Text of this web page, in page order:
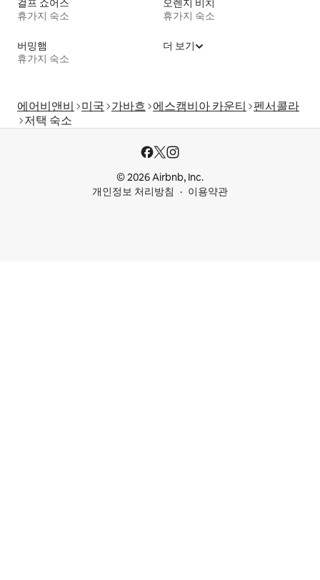
걸프 쇼어스
휴가지 숙소
오렌지 비치
휴가지 숙소
버밍햄
휴가지 숙소
더 보기
에어비앤비 미국 가바흐 에스캠비아 카운티
펜서콜라
저택 숙소
© 2026 Airbnb, Inc.
개인정보 처리방침
이용약관